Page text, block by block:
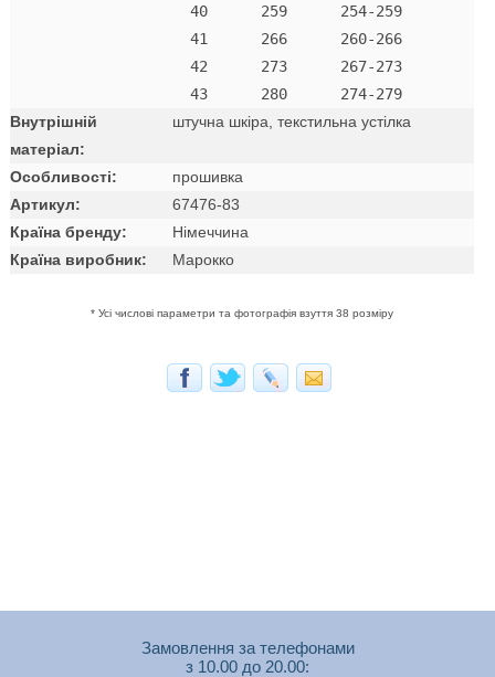
  40      259      254-259
  41      266      260-266
  42      273      267-273
Внутрішній
матеріал:
штучна шкіра, текстильна устілка
Особливості:
прошивка
Артикул:
67476-83
Країна бренду:
Німеччина
Країна виробник:
Марокко
* Усі числові параметри та фотографія взуття 38 розміру
Замовлення за телефонами
з 10.00 до 20.00: